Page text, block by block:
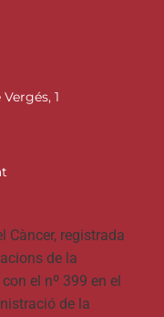
1
Càncer, registrada
de la
el nº 399 en el
de la